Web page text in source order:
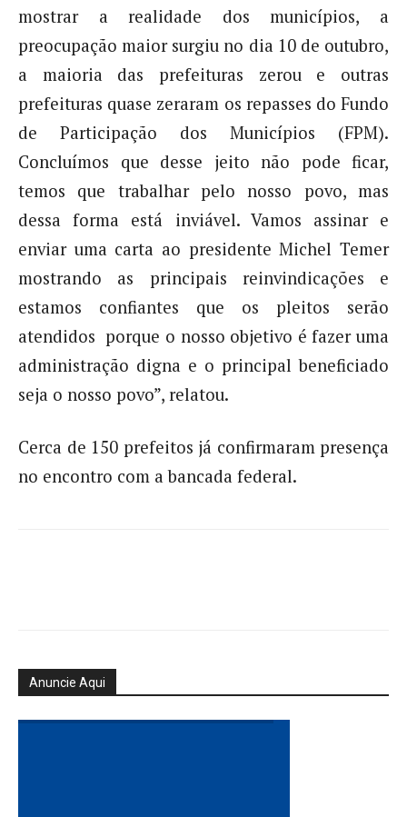
mostrar a realidade dos municípios, a
preocupação maior surgiu no dia 10 de outubro,
a maioria das prefeituras zerou e outras
prefeituras quase zeraram os repasses do Fundo
de Participação dos Municípios (FPM).
Concluímos que desse jeito não pode ficar,
temos que trabalhar pelo nosso povo, mas
dessa forma está inviável. Vamos assinar e
enviar uma carta ao presidente Michel Temer
mostrando as principais reinvindicações e
estamos confiantes que os pleitos serão
atendidos porque o nosso objetivo é fazer uma
administração digna e o principal beneficiado
seja o nosso povo”, relatou.
Cerca de 150 prefeitos já confirmaram presença
no encontro com a bancada federal.
Anuncie Aqui